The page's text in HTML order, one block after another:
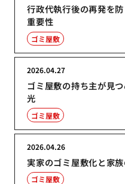
行政代執行後の再発を
重要性
ゴミ屋敷
ゴミ屋敷の持ち主が見
光
2026.04.27
ゴミ屋敷
実家のゴミ屋敷化と家
2026.04.26
ゴミ屋敷